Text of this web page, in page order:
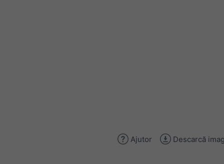
Ajutor Descarcă